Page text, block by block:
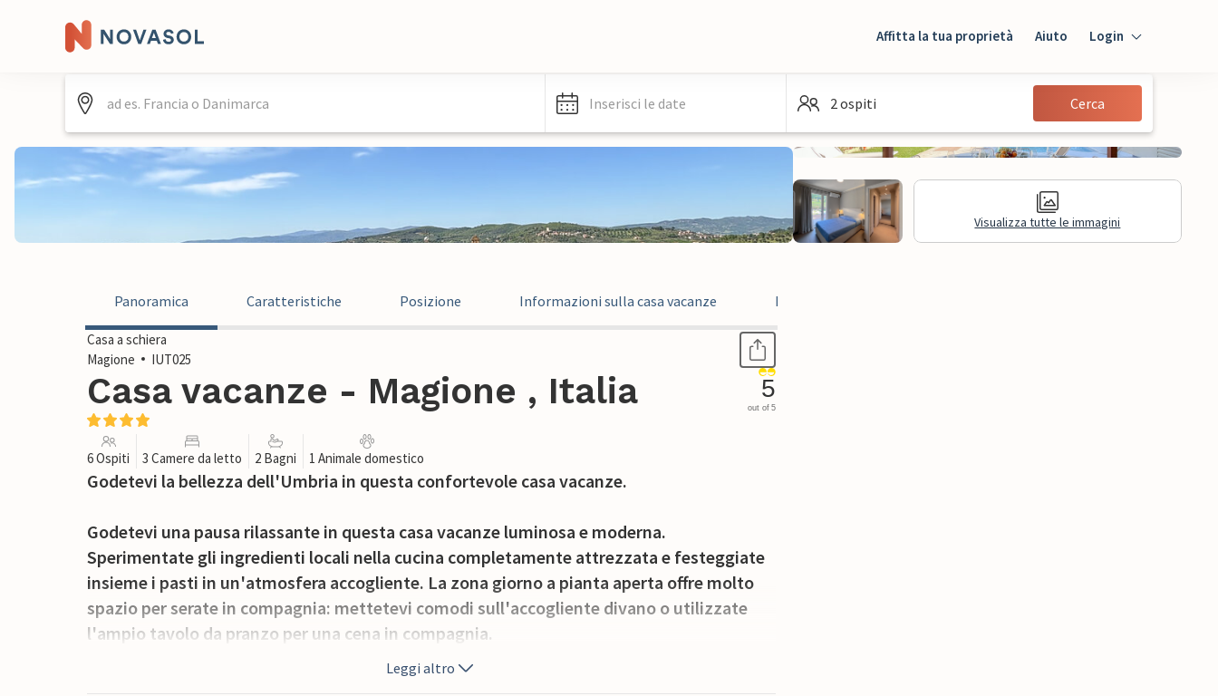
Affitta la tua proprietà Aiuto Login
Ospiti
Inserisci le date 2 ospiti Cerca
Visualizza tutte le immagini
Panoramica Caratteristiche Posizione Informazioni sulla casa vacanze Recensioni
Casa a schiera
Magione
IUT025
Casa vacanze - Magione , Italia 5
out of 5
6 Ospiti 3 Camere da letto 2 Bagni 1 Animale domestico
Godetevi la bellezza dell'Umbria in questa confortevole casa vacanze.
Godetevi una pausa rilassante in questa casa vacanze luminosa e moderna.
Sperimentate gli ingredienti locali nella cucina completamente attrezzata e festeggiate
insieme i pasti in un'atmosfera accogliente. La zona giorno a pianta aperta offre molto
spazio per serate in compagnia: mettetevi comodi sull'accogliente divano o utilizzate
l'ampio tavolo da pranzo per una cena in compagnia.
Iniziate la giornata con la colazione sulla terrazza coperta e godetevi la tranquillità della
Leggi altro